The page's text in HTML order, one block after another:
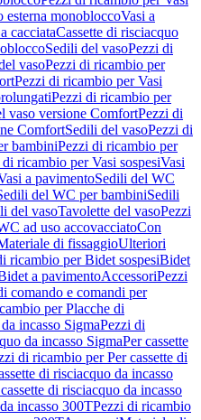
esterna monobloccoVasi a
cacciataCassette di risciacquo
Sedili del vasoPezzi di
vasoPezzi di ricambio per
Pezzi di ricambio per Vasi
Pezzi di ricambio per
vaso versione ComfortPezzi di
ComfortSedili del vasoPezzi di
bambiniPezzi di ricambio per
ricambio per Vasi sospesiVasi
a pavimentoSedili del WC
del WC per bambiniSedili
del vasoTavolette del vasoPezzi
ad uso accovacciatoCon
di fissaggioUlteriori
ricambio per Bidet sospesiBidet
a pavimentoAccessoriPezzi
comando e comandi per
per Placche di
incasso SigmaPezzi di
da incasso SigmaPer cassette
di ricambio per Per cassette di
di risciacquo da incasso
di risciacquo da incasso
incasso 300TPezzi di ricambio